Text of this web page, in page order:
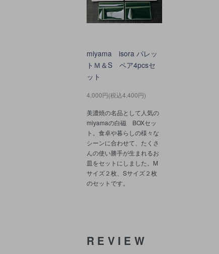
miyama isora パレッ
トＭ＆S ペア4pcsセ
ット
4,000円(税込4,400円)
美濃焼の名品として人気の
miyamaの白磁 BOXセッ
ト。食卓や暮らしの様々な
シーンに合わせて、たくさ
んの使い勝手が生まれるお
皿をセットにしました。M
サイズ２枚、Sサイズ２枚
のセットです。
REVIEW